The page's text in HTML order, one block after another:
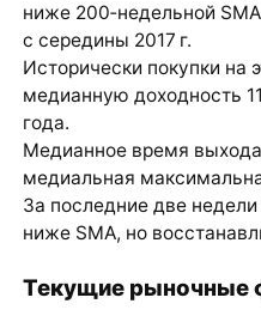
ниже 200‑недельной
с середины 2017 г.
Исторически покупки на
медианную доходность
года.
Медианное время
медиальная
За последние две
ниже SMA, но
Текущие рыночные